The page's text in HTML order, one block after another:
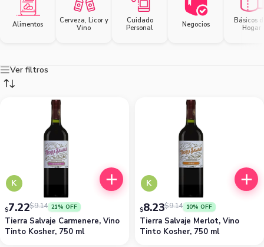
Alimentos
Cerveza, Licor y
Vino
Cuidado
Personal
Negocios
Básicos
Hogar
Ver filtros
K
Tierra Salvaje Carmenere, Vino
Tinto Kosher, 750 ml
$9.14
$7.22 21% OFF
K
Tierra Salvaje Merlot, Vino
Tinto Kosher, 750 ml
$9.14
$8.23 10% OFF